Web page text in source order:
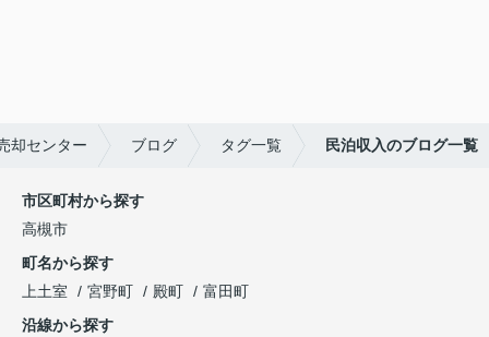
却センター ブログ タグ一覧 民泊収入のブログ一覧
市区町村から探す
高槻市
町名から探す
上土室
宮野町 殿町
富田町
沿線から探す